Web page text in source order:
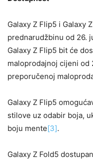
Galaxy Z Flip5 i Galaxy
prednarudžbinu od 26.
Galaxy Z Flip5 bit će
maloprodajnoj cijeni od
preporučenoj
Galaxy Z Flip5
stilove uz odabir boja,
boju mente[3].
Galaxy Z Fold5